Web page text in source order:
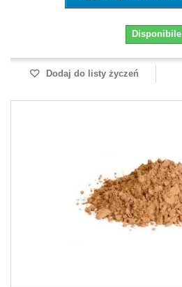
Disponibile
Dodaj do listy życzeń